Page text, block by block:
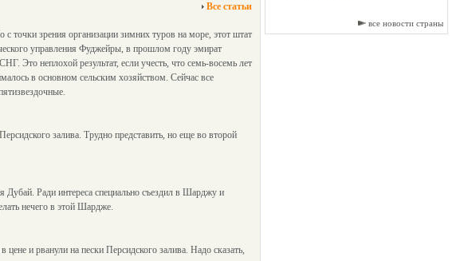
Все статьи
зрения организации зимних туров на море, этот штат
управления Фуджейры, в прошлом году эмират
Это неплохой результат, если учесть, что семь-восемь лет
в основном сельским хозяйством. Сейчас все
залива. Трудно представить, но еще во второй
Дубай. Ради интереса специально съездил в Шарджу и
нечего в этой Шардже.
и рванули на пески Персидского залива. Надо сказать,
все новости страны